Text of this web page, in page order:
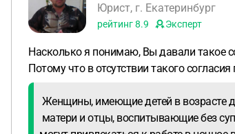
Юрист, г. Екатеринбург
рейтинг8.9 Эксперт
Насколько я понимаю, Вы давали такое
Потому что в отсутствии такого
Женщины, имеющие детей в возрасте
матери и отцы, воспитывающие без